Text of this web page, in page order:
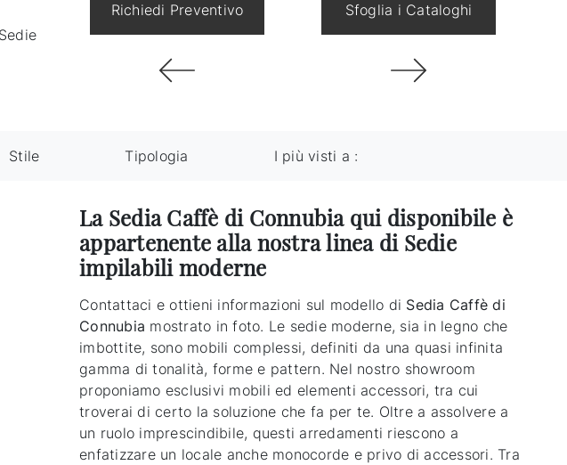
Richiedi Preventivo Sfoglia i Cataloghi
Stile Tipologia I più visti a :
La Sedia Caffè di Connubia qui disponibile è
appartenente alla nostra linea di Sedie
impilabili moderne
Contattaci e ottieni informazioni sul modello di Sedia Caffè di
Connubia mostrato in foto. Le sedie moderne, sia in legno che
imbottite, sono mobili complessi, definiti da una quasi infinita
gamma di tonalità, forme e pattern. Nel nostro showroom
proponiamo esclusivi mobili ed elementi accessori, tra cui
troverai di certo la soluzione che fa per te. Oltre a assolvere a
un ruolo imprescindibile, questi arredamenti riescono a
enfatizzare un locale anche monocorde e privo di accessori. Tra